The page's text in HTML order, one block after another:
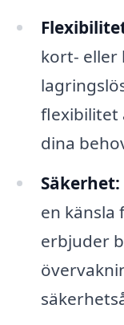
kort- eller
flexibilitet
dina
Säkerhet:
en känsla
erbjuder